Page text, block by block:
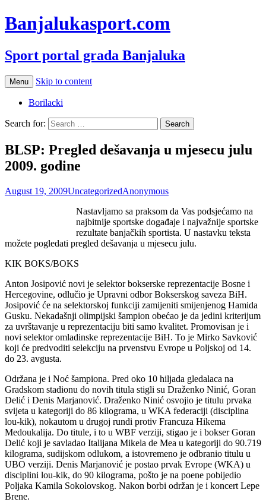
Banjalukasport.com
Sport portal grada Banjaluka
Menu Skip to content
Borilacki
Search for:
BLSP: Pregled dešavanja u mjesecu julu
2009. godine
August 19, 2009UncategorizedAnonymous
Nastavljamo sa praksom da Vas podsjećamo na
najbitnije sportske događaje i najvažnije sportske
rezultate banjačkih sportista. U nastavku teksta
možete pogledati pregled dešavanja u mjesecu julu.
KIK BOKS/BOKS
Anton Josipović novi je selektor bokserske reprezentacije Bosne i
Hercegovine, odlučio je Upravni odbor Bokserskog saveza BiH.
Josipović će na selektorskoj funkciji zamijeniti smijenjenog Hamida
Gusku. Nekadašnji olimpijski šampion obećao je da jedini kriterijum
za uvrštavanje u reprezentaciju biti samo kvalitet. Promovisan je i
novi selektor omladinske reprezentacije BiH. To je Mirko Savković
koji će predvoditi selekciju na prvenstvu Evrope u Poljskoj od 14.
do 23. avgusta.
Održana je i Noć šampiona. Pred oko 10 hiljada gledalaca na
Gradskom stadionu do novih titula stigli su Draženko Ninić, Goran
Delić i Denis Marjanović. Draženko Ninić osvojio je titulu prvaka
svijeta u kategoriji do 86 kilograma, u WKA federaciji (disciplina
lou-kik), nokautom u drugoj rundi protiv Francuza Hikema
Medoukalija. Do titule, i to u WBF verziji, stigao je i bokser Goran
Delić koji je savladao Italijana Mikela de Mea u kategoriji do 90.719
kilograma, sudijskom odlukom, a istovremeno je odbranio titulu u
UBO verziji. Denis Marjanović je postao prvak Evrope (WKA) u
disciplini lou-kik, do 90 kilograma, pošto je na poene pobijedio
Poljaka Kamila Sokolovskog. Nakon borbi održan je i koncert Lepe
Brene.